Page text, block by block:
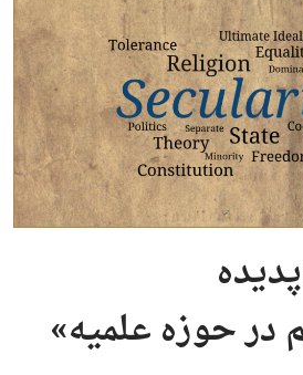
در حوزه‌ علمیه»